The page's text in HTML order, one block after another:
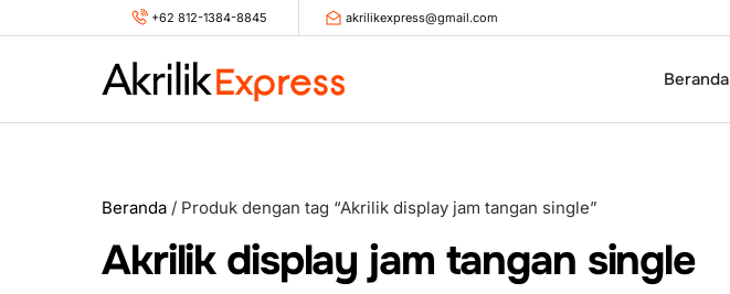
to
+62 812-1384-8845 akrilikexpress@gmail.com
Beranda
Beranda / Produk dengan tag “Akrilik display jam tangan single”
Akrilik display jam tangan single